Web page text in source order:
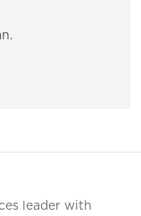
leader with